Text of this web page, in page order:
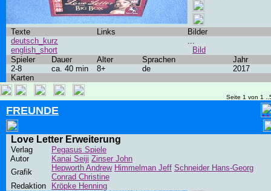
Texte Links
Bilder
deutsch_kurz
english_short
...
Bild
Spieler
Dauer Alter Sprachen
Jahr
2-8
ca. 40 min 8+ de
2017
Karten
Seite 1 von 1
FREUNDE
Love Letter Erweiterung
Verlag
Pegasus Spiele
Autor
Kanai Seiji Zinser John
Grafik
Hepworth Andrew Himmelman Jeff Schneider Hans-Georg
Conrad Christine
Redaktion
Kröpke Henning